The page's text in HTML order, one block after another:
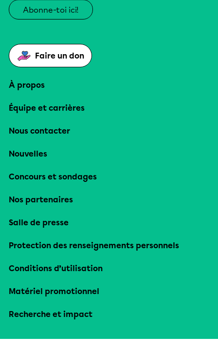
Abonne-toi ici!
Faire un don
À propos
Équipe et carrières
Nous contacter
Nouvelles
Concours et sondages
Nos partenaires
Salle de presse
Protection des renseignements personnels
Conditions d’utilisation
Matériel promotionnel
Recherche et impact